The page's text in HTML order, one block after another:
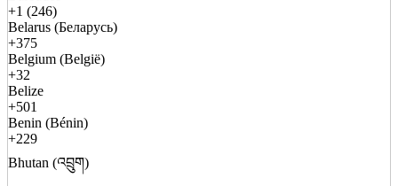
+1 (246)
Belarus (Беларусь)
+375
Belgium (België)
+32
Belize
+501
Benin (Bénin)
+229
Bhutan (འབྲུག)